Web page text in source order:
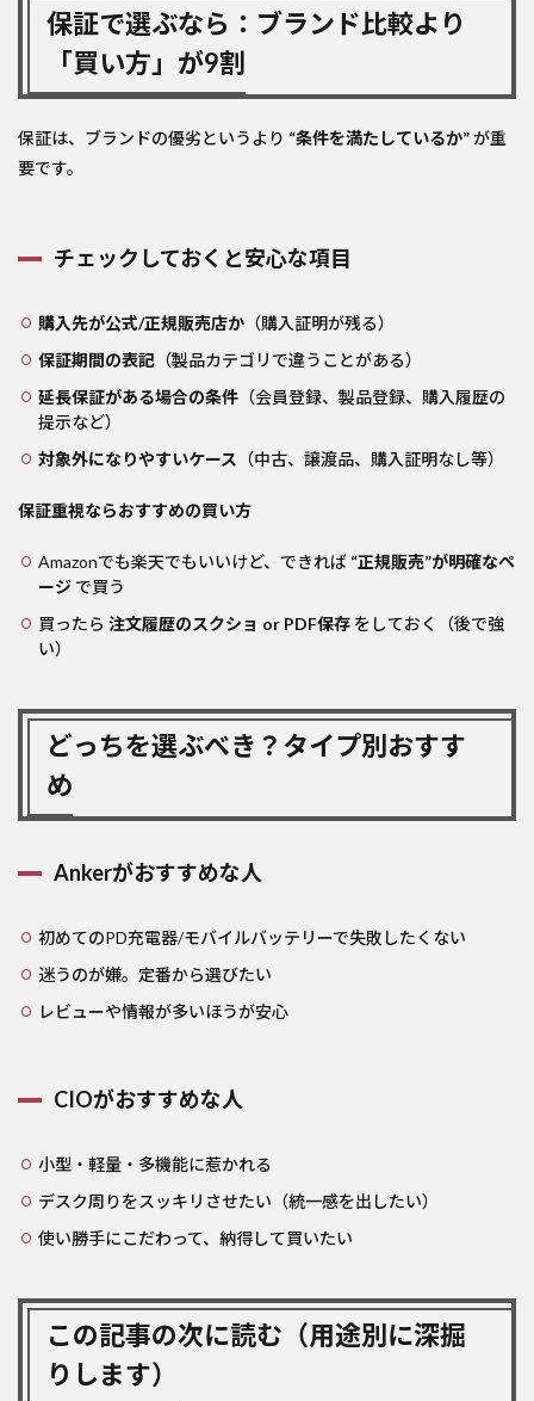
保証で選ぶなら：ブランド比較より
「買い方」が9割
保証は、ブランドの優劣というより “条件を満たしているか”が重
要です。
チェックしておくと安心な項目
購入先が公式/正規販売店か （購入証明が残る）
保証期間の表記 （製品カテゴリで違うことがある）
延長保証がある場合の条件 （会員登録、製品登録、購入履歴の
提示など）
対象外になりやすいケース （中古、譲渡品、購入証明なし等）
保証重視ならおすすめの買い方
Amazonでも楽天でもいいけど、できれば “正規販売”が明確なペ
ージ で買う
買ったら 注文履歴のスクショ or PDF保存 をしておく（後で強
い）
どっちを選ぶべき？タイプ別おすす
め
Ankerがおすすめな人
初めてのPD充電器/モバイルバッテリーで失敗したくない
迷うのが嫌。定番から選びたい
レビューや情報が多いほうが安心
CIOがおすすめな人
小型・軽量・多機能に惹かれる
デスク周りをスッキリさせたい（統一感を出したい）
使い勝手にこだわって、納得して買いたい
この記事の次に読む（用途別に深掘
りします）